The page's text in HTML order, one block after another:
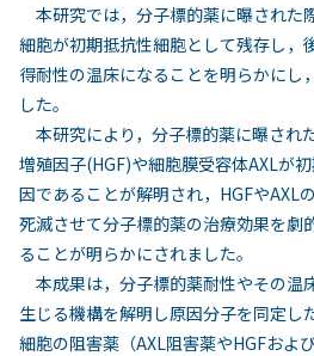
本研究では，分子標的薬に曝された
細胞が初期抵抗性細胞として残存し，
得耐性の温床になることを明らかにし
した。
本研究により，分子標的薬に曝され
増殖因子(HGF)や細胞膜受容体AXLが
因であることが解明され，HGFやAXL
死滅させて分子標的薬の治療効果を劇
ることが明らかにされました。
本成果は，分子標的薬耐性やその温
生じる機構を解明し原因分子を同定し
細胞の阻害薬（AXL阻害薬やHGFおよ